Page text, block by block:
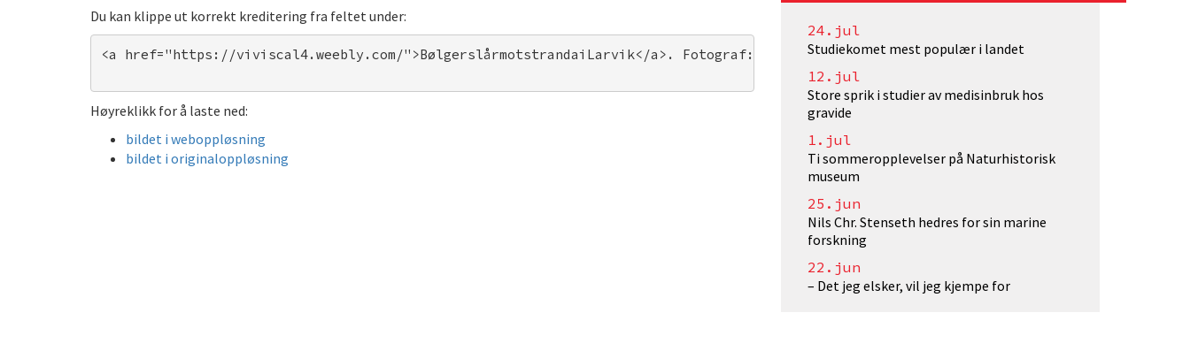
Du kan klippe ut korrekt kreditering fra feltet under:
<a href="https://viviscal4.weebly.com/">BølgerslårmotstrandaiLarvik</a>. Fotograf: EivindTorgersen/UiO. Lisens: <a href="http://
Høyreklikk for å laste ned:
bildet i weboppløsning
bildet i originaloppløsning
24.jul
Studiekomet mest populær i landet
12.jul
Store sprik i studier av medisinbruk hos
gravide
1.jul
Ti sommeropplevelser på Naturhistorisk
museum
25.jun
Nils Chr. Stenseth hedres for sin marine
forskning
22.jun
– Det jeg elsker, vil jeg kjempe for